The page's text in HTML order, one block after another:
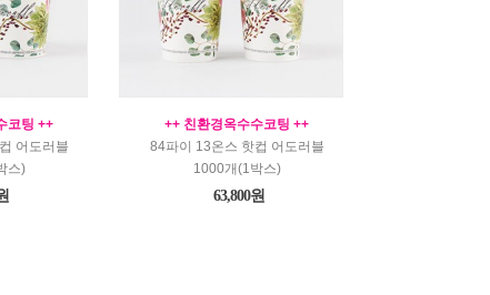
코팅 ++
어도러블
스)
++ 친환경옥수수코팅 ++
84파이 13온스 핫컵 어도러블
1000개(1박스)
63,800원